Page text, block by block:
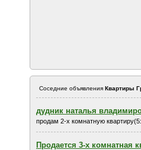
Соседние объявления Квартиры
дудник наталья
продам 2-х комнатную
Продается 3-х комнатная